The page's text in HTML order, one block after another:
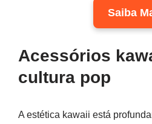
Saiba
Acessórios
cultura pop
A estética kawaii está